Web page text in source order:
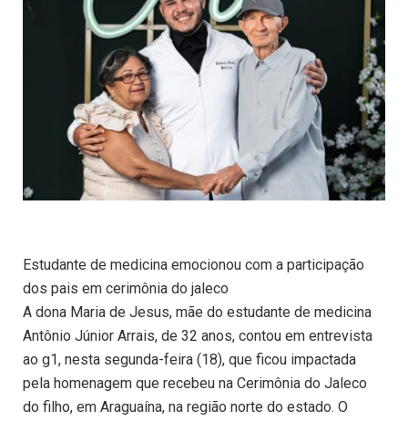
Estudante de medicina emocionou com a participação
dos pais em cerimônia do jaleco
A dona Maria de Jesus, mãe do estudante de medicina
Antônio Júnior Arrais, de 32 anos, contou em entrevista
ao g1, nesta segunda-feira (18), que ficou impactada
pela homenagem que recebeu na Cerimônia do Jaleco
do filho, em Araguaína, na região norte do estado. O